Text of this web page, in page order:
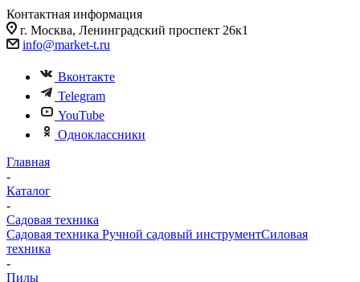
Контактная информация
г. Москва, Ленинградский проспект 26к1
info@market-t.ru
Вконтакте
Telegram
YouTube
Одноклассники
Главная
-
Каталог
-
Садовая техника
Садовая техника Ручной садовый инструментСиловая
техника
-
Пилы